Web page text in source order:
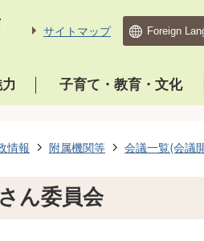
サイトマップ
子育て・教育・文化
情報 附属機関等 会議一覧(会議
ん委員会